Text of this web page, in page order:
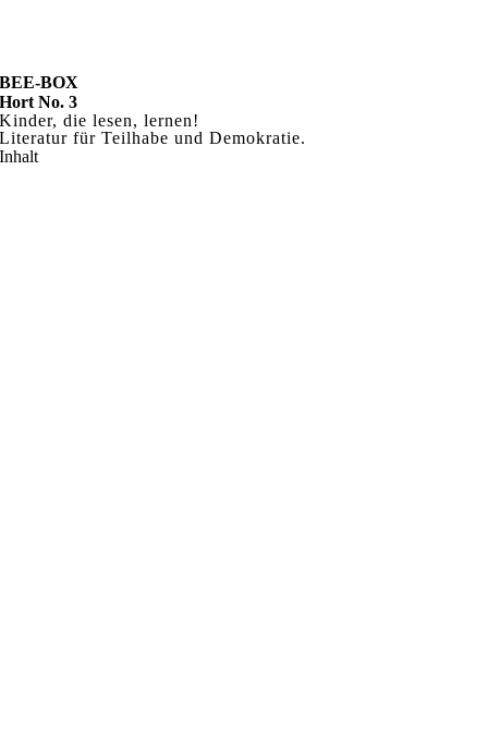
BEE-BOX
Hort No. 3
Kinder, die lesen, lernen!
Literatur fürTeilhabe und Demokratie.
Inhalt